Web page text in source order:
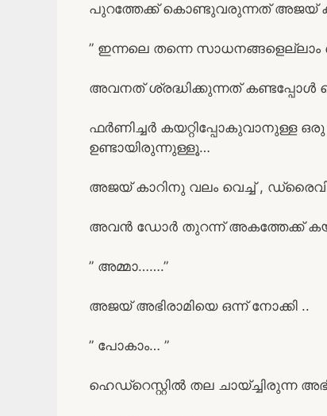
പുറത്തേക്ക് കൊണ്ടുവരുന്നത് അജയ്
” ഇന്നലെ തന്നെ
അവനത് ശ്രദ്ധിക്കുന്നത് കണ്ടപ്പോൾ
ഫർണിച്ചർ കയറ്റിപ്പോകുവാനുള്ള
ഉണ്ടായിരുന്നുള്ളൂ…
അജയ് കാറിനു വലം വെച്ച് ,
അവൻ ഡോർ തുറന്ന് അകത്തേക്ക്
” അമ്മാ…….”
അജയ് അഭിരാമിയെ ഒന്ന് നോക്കി ..
” പോകാം… ”
ഹെഡ്റെസ്റ്റിൽ തല ചായ്ച്ചിരുന്ന